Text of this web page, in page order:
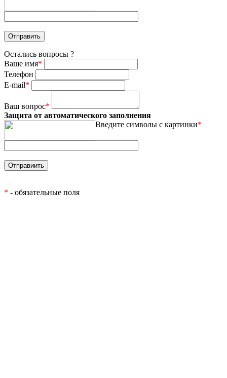
Остались вопросы ?
Ваше имя*
Телефон
E-mail*
Ваш вопрос*
Защита от автоматического заполнения
Введите символы с картинки*
* - обязательные поля